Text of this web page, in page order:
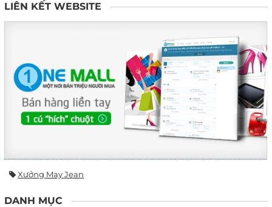
LIÊN KẾT WEBSITE
Xưởng May Jean
DANH MỤC